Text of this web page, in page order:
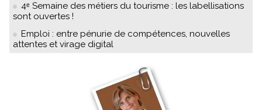
4ᵉ Semaine des métiers du tourisme : les labellisations
sont ouvertes !
Emploi : entre pénurie de compétences, nouvelles
attentes et virage digital